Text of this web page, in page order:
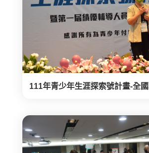
111年青少年生涯探索號計畫-全